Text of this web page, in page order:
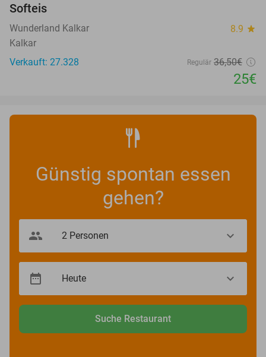
Softeis
Wunderland Kalkar 8.9 star
Kalkar
Verkauft: 27.328
Regulär 36,50€
25€
Günstig spontan essen
gehen?
Suche Restaurant